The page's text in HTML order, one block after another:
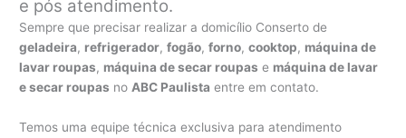
e pós atendimento.
Sempre que precisar realizar a domicílio Conserto de
geladeira, refrigerador,fogão,forno,cooktop, máquina de
lavar roupas, máquina de secar roupas e máquina de lavar
e secar roupas noABC Paulista entre em contato.
Temos uma equipe técnica exclusiva para atendimento